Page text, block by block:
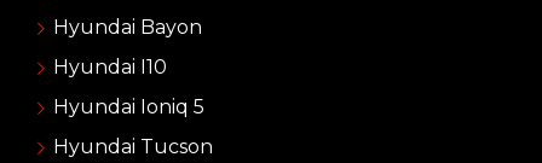
Hyundai Bayon
Hyundai I10
Hyundai Ioniq 5
Hyundai Tucson